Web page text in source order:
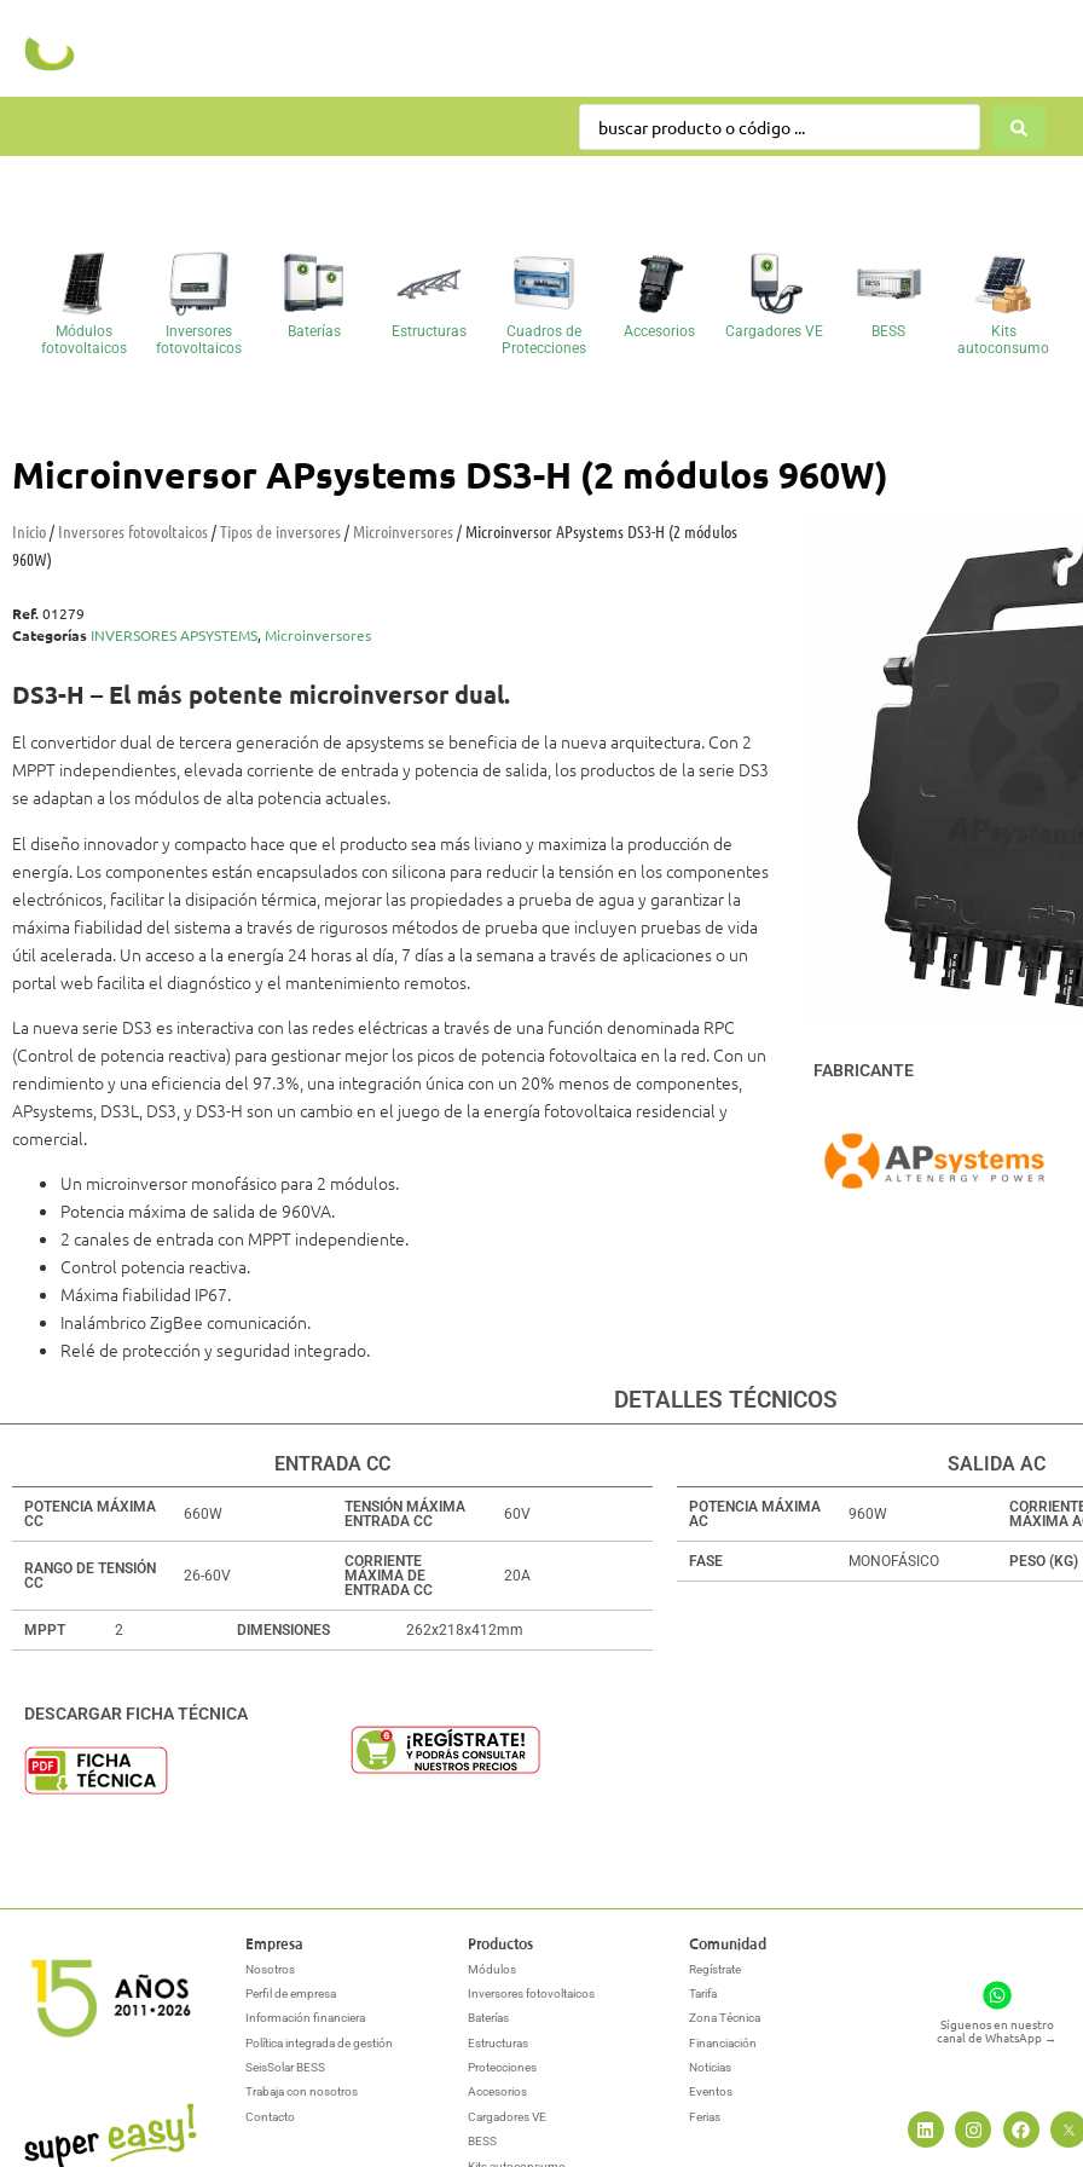
Módulos
fotovoltaicos
Inversores
fotovoltaicos
Baterías Estructuras
Cuadros de
Protecciones
Accesorios Cargadores VE BESS
Kits
autoconsumo
Microinversor APsystems DS3-H (2 módulos 960W)
Inicio/ Inversores fotovoltaicos/Tipos de inversores/ Microinversores/ Microinversor APsystems DS3-H (2 módulos
960W)
Ref.01279
Categorías INVERSORES APSYSTEMS, Microinversores
DS3-H – El más potente microinversor dual.
El convertidor dual de tercera generación de apsystems se beneficia de la nueva arquitectura. Con 2
MPPT independientes, elevada corriente de entrada y potencia de salida, los productos de la serie DS3
se adaptan a los módulos de alta potencia actuales.
El diseño innovador y compacto hace que el producto sea más liviano y maximiza la producción de
energía. Los componentes están encapsulados con silicona para reducir la tensión en los componentes
electrónicos, facilitar la disipación térmica, mejorar las propiedades a prueba de agua y garantizar la
máxima fiabilidad del sistema a través de rigurosos métodos de prueba que incluyen pruebas de vida
útil acelerada. Un acceso a la energía 24 horas al día, 7 días a la semana a través de aplicaciones o un
portal web facilita el diagnóstico y el mantenimiento remotos.
La nueva serie DS3 es interactiva con las redes eléctricas a través de una función denominada RPC
(Control de potencia reactiva) para gestionar mejor los picos de potencia fotovoltaica en la red. Con un
rendimiento y una eficiencia del 97.3%, una integración única con un 20% menos de componentes,
APsystems, DS3L, DS3, y DS3-H son un cambio en el juego de la energía fotovoltaica residencial y
comercial.
Un microinversor monofásico para 2 módulos.
Potencia máxima de salida de 960VA.
2 canales de entrada con MPPT independiente.
Control potencia reactiva.
Máxima fiabilidad IP67.
Inalámbrico ZigBee comunicación.
Relé de protección y seguridad integrado.
FABRICANTE
DETALLES TÉCNICOS
ENTRADA CC
POTENCIA MÁXIMA
CC
660W
TENSIÓN MÁXIMA
ENTRADA CC
60V
RANGO DE TENSIÓN
CC
26-60V
CORRIENTE
MÁXIMA DE
ENTRADA CC
20A
MPPT 2 DIMENSIONES 262x218x412mm
SALIDA AC
POTENCIA MÁXIMA
AC
960W
MÁXIMA
FASE MONOFÁSICO PESO (KG)
DESCARGAR FICHA TÉCNICA
Empresa
Nosotros
Perfil de empresa
Información financiera
Política integrada de gestión
SeisSolar BESS
Trabaja con nosotros
Contacto
Productos
Módulos
Inversores fotovoltaicos
Baterías
Estructuras
Protecciones
Accesorios
Cargadores VE
BESS
Comunidad
Regístrate
Tarifa
Zona Técnica
Financiación
Noticias
Eventos
Ferias
Síguenos en nuestro
canal de WhatsApp →